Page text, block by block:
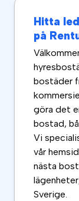
Hitta
på
bostäder
göra det
bostad,
Vi
vår
nästa
Sverige.